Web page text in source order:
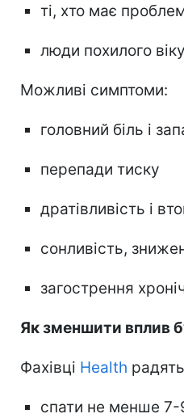
ті, хто має
люди похилого віку
Можливі симптоми:
головний біль і
перепади тиску
дратівливість і
сонливість,
загострення
Як зменшити вплив
Фахівці Health
спати не менше 7-